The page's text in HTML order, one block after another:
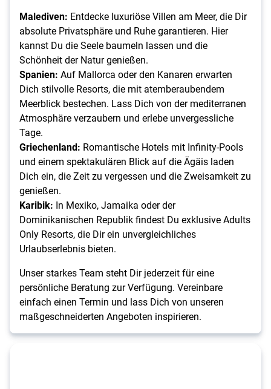
Malediven: Entdecke luxuriöse Villen am Meer, die Dir
absolute Privatsphäre und Ruhe garantieren. Hier
kannst Du die Seele baumeln lassen und die
Schönheit der Natur genießen.
Spanien: Auf Mallorca oder den Kanaren erwarten
Dich stilvolle Resorts, die mit atemberaubendem
Meerblick bestechen. Lass Dich von der mediterranen
Atmosphäre verzaubern und erlebe unvergessliche
Tage.
Griechenland: Romantische Hotels mit Infinity-Pools
und einem spektakulären Blick auf die Ägäis laden
Dich ein, die Zeit zu vergessen und die Zweisamkeit zu
genießen.
Karibik: In Mexiko, Jamaika oder der
Dominikanischen Republik findest Du exklusive Adults
Only Resorts, die Dir ein unvergleichliches
Urlaubserlebnis bieten.
Unser starkes Team steht Dir jederzeit für eine
persönliche Beratung zur Verfügung. Vereinbare
einfach einen Termin und lass Dich von unseren
maßgeschneiderten Angeboten inspirieren.